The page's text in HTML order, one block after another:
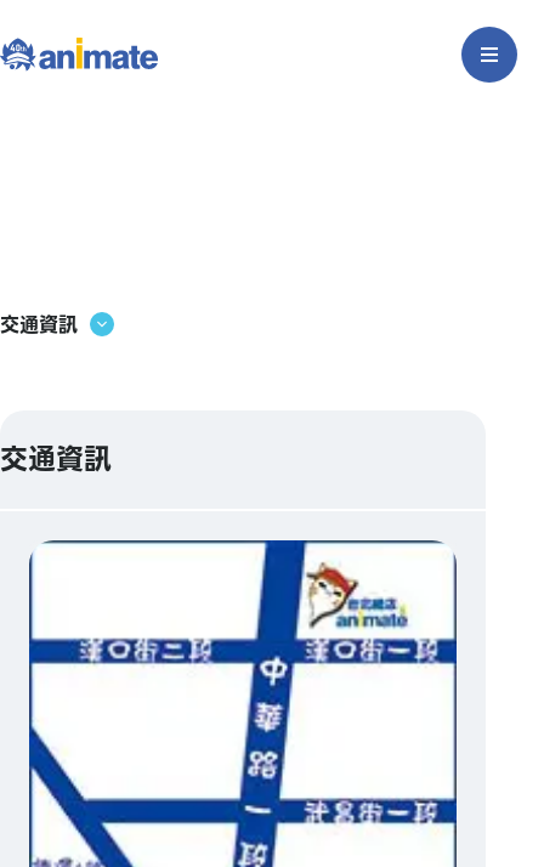
交通資訊
交通資訊